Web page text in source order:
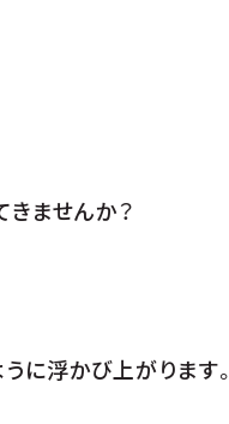
ませんか？
に浮かび上がります。